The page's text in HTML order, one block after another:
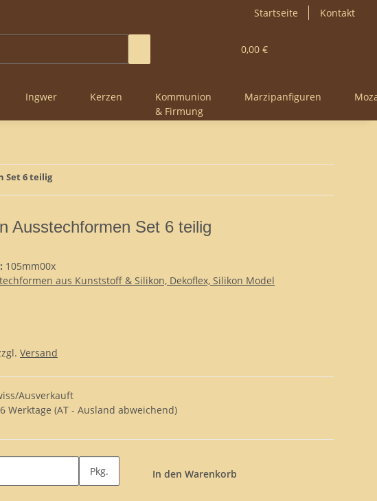
Startseite Kontakt
0,00 €
Ingwer Kerzen
Kommunion
& Firmung
Marzipanfiguren
Set 6 teilig
Ausstechformen Set 6 teilig
105mm00x
aus Kunststoff & Silikon, Dekoflex, Silikon Model
Versand
Ausverkauft
Werktage (AT - Ausland abweichend)
Pkg. In den Warenkorb